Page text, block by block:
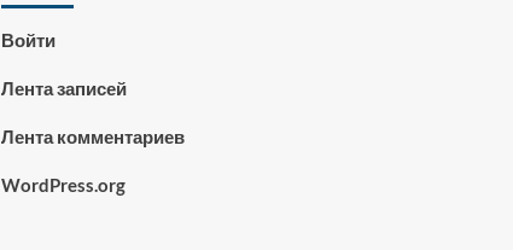
Войти
Лента записей
Лента комментариев
WordPress.org